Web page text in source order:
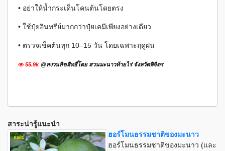
• อย่าให้น้ำกระเด็นโคนต้นโดยตรง
• ใช้ปุ๋ยอินทรีย์มากกว่าปุ๋ยเคมีเพียงอย่างเดียว
• ตรวจเช็คต้นทุก 10–15 วัน โดยเฉพาะฤดูฝน
55.9k @สงวนสิขสิทธิ์โดย สวนมะนาวท้ายไร่ จังหวัดพิจิตร
สาระน่ารู้แนะนำ
ฮอร์โมนธรรมชาติของมะนาว
ฮอร์โมนธรรมชาติของมะนาว (และ